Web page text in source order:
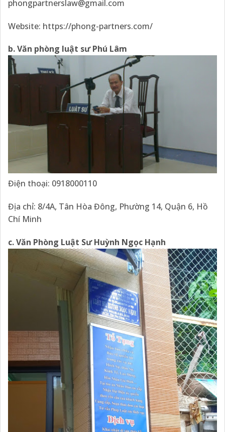
phongpartnerslaw@gmail.com
Website: https://phong-partners.com/
b. Văn phòng luật sư Phú Lâm
Điện thoại: 0918000110
Địa chỉ: 8/4A, Tân Hòa Đông, Phường 14, Quận 6, Hồ
Chí Minh
c. Văn Phòng Luật Sư Huỳnh Ngọc Hạnh